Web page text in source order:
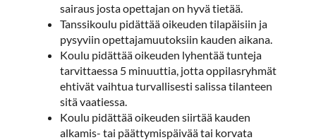
sairaus josta opettajan on hyvä tietää.
Tanssikoulu pidättää oikeuden tilapäisiin ja
pysyviin opettajamuutoksiin kauden aikana.
Koulu pidättää oikeuden lyhentää tunteja
tarvittaessa 5 minuuttia, jotta oppilasryhmät
ehtivät vaihtua turvallisesti salissa tilanteen
sitä vaatiessa.
Koulu pidättää oikeuden siirtää kauden
alkamis- tai päättymispäivää tai korvata